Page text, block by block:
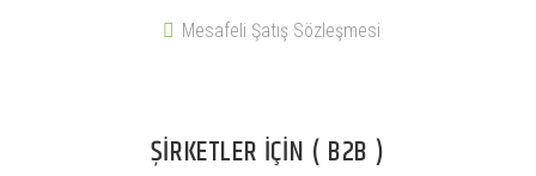
Mesafeli Şatış Sözleşmesi
ŞIRKETLER İÇIN ( B2B )